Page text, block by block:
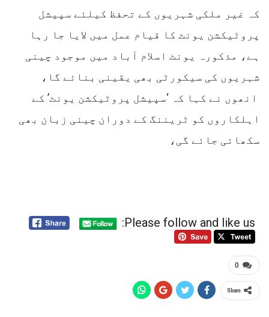
کہ غیر ملکی شہریوں کے تحفظ کیلئے سپیشل
پروٹیکشن یونٹ کا قیام عمل میں لایا جا رہا
ہے، مذکورہ یونٹ اسلام آباد میں موجود چینی
شہریوں کی سیکورٹی بھی یقینی بنائے گا،
‎‎‎ انھوں نے کہا کہ ‘سپیشل پروٹیکشن یونٹ’ کے
اہلکاروں کو ٹریننگ کے دوران چینی زبان بھی
سکھائی جائے گی،
Please follow and like us:
0
Share